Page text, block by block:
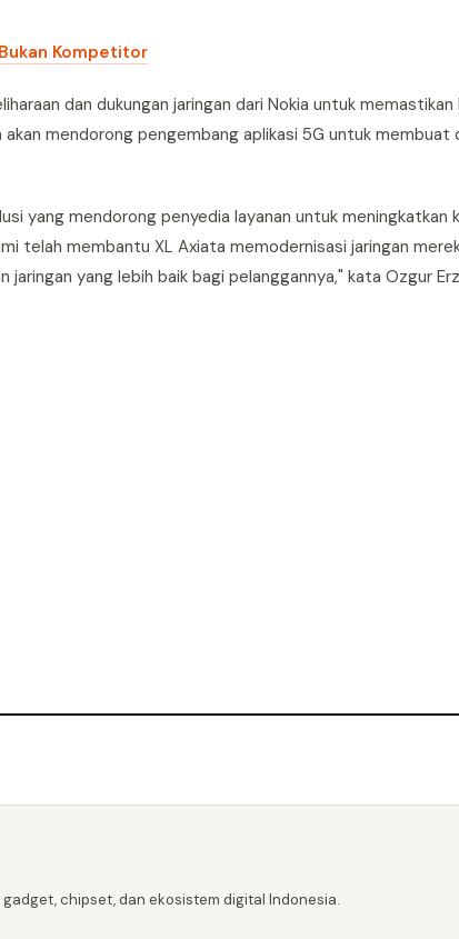
Kompetitor
dan dukungan jaringan dari Nokia untuk
mendorong pengembang aplikasi 5G untuk membuat
yang mendorong penyedia layanan untuk meningkatkan
telah membantu XL Axiata memodernisasi jaringan
yang lebih baik bagi pelanggannya," kata Ozgur
chipset, dan ekosistem digital Indonesia.